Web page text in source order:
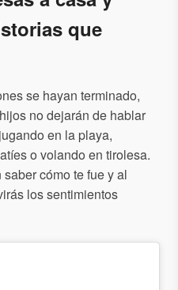
que
se hayan terminado,
no dejarán de hablar
en la playa,
o volando en tirolesa.
cómo te fue y al
los sentimientos